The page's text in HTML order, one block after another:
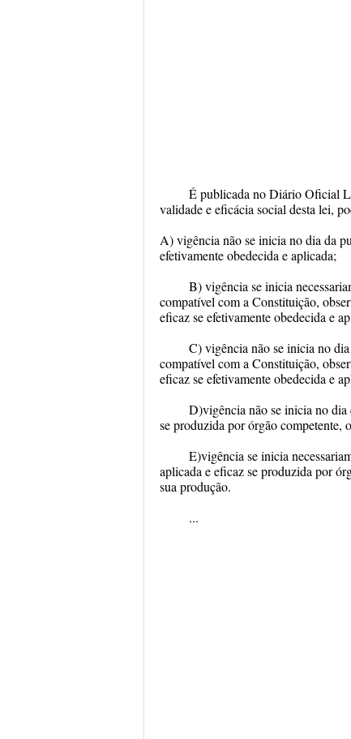
É publicada no Diário Oficial
validade e eficácia social desta lei,
A) vigência não se inicia no dia da
efetivamente obedecida e aplicada;
B) vigência se inicia
compatível com a Constituição,
eficaz se efetivamente obedecida e
C) vigência não se inicia no
compatível com a Constituição,
eficaz se efetivamente obedecida e
D)vigência não se inicia no dia
se produzida por órgão competente,
E)vigência se inicia
aplicada e eficaz se produzida por
sua produção.
...